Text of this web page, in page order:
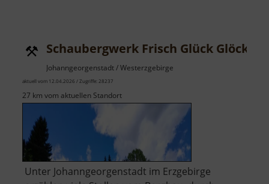
Schaubergwerk Frisch Glück Glöckl
Johanngeorgenstadt / Westerzgebirge
aktuell vom 12.04.2026 / Zugriffe: 28237
27 km vom aktuellen Standort
Unter Johanngeorgenstadt im Erzgebirge